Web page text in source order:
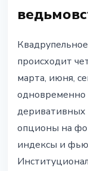
происходит
марта, июня,
одновременно
деривативных
опционы на
индексы и